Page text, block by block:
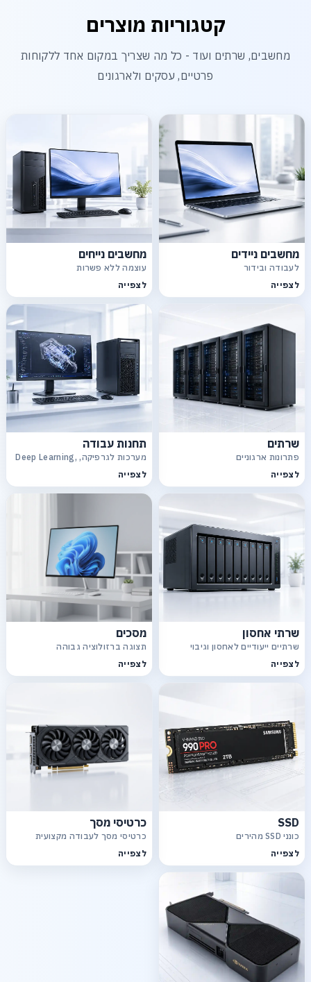
קטגוריות מוצרים
מחשבים, שרתים ועוד - כל מה שצריך במקום אחד ללקוחות
פרטיים, עסקים ולארגונים
מחשבים ניידים
לעבודה ובידור
לצפייה
מחשבים נייחים
עוצמה ללא פשרות
לצפייה
שרתים
פתרונות ארגוניים
לצפייה
תחנות עבודה
מערכות לגרפיקה, Deep Learning,
לצפייה
שרתי אחסון
שרתיים ייעודיים לאחסון וגיבוי
לצפייה
מסכים
תצוגה ברזולוציה גבוהה
לצפייה
SSD
כונני SSD מהירים
לצפייה
כרטיסי מסך
כרטיסי מסך לעבודה מקצועית
לצפייה